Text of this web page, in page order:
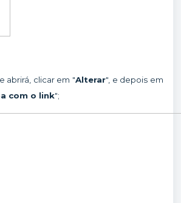
abrirá, clicar em "Alterar", e depois em
com o link";